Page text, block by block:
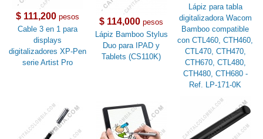
$ 111,200pesos
Cable 3 en 1 para
displays
digitalizadores XP-Pen
serie Artist Pro
$ 114,000 pesos
Lápiz Bamboo Stylus
Duo para IPAD y
Tablets (CS110K)
Lápiz para tabla
digitalizadora Wacom
Bamboo compatible
con CTL460, CTH460,
CTL470, CTH470,
CTH670, CTL480,
CTH480, CTH680 -
Ref. LP-171-0K